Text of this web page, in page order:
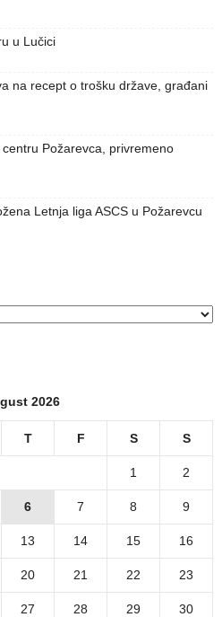
u Lučici
na recept o trošku države, građani
Požarevca, privremeno
Letnja liga ASCS u Požarevcu
2026
T F S S
1 2
6 7 8 9
13 14 15 16
20 21 22 23
27 28 29 30